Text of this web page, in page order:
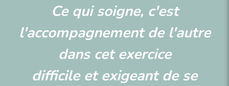
Ce qui soigne, c'est
l'accompagnement de l'autre
dans cet exercice
difficile et exigeant de se